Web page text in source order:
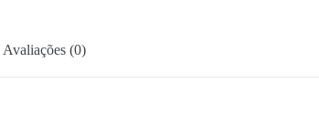
Avaliações (0)